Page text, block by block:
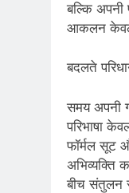
बल्कि अपनी
आकलन केवल
बदलते
समय अपनी
परिभाषा
फॉर्मल सूट
अभिव्यक्ति
बीच संतुलन